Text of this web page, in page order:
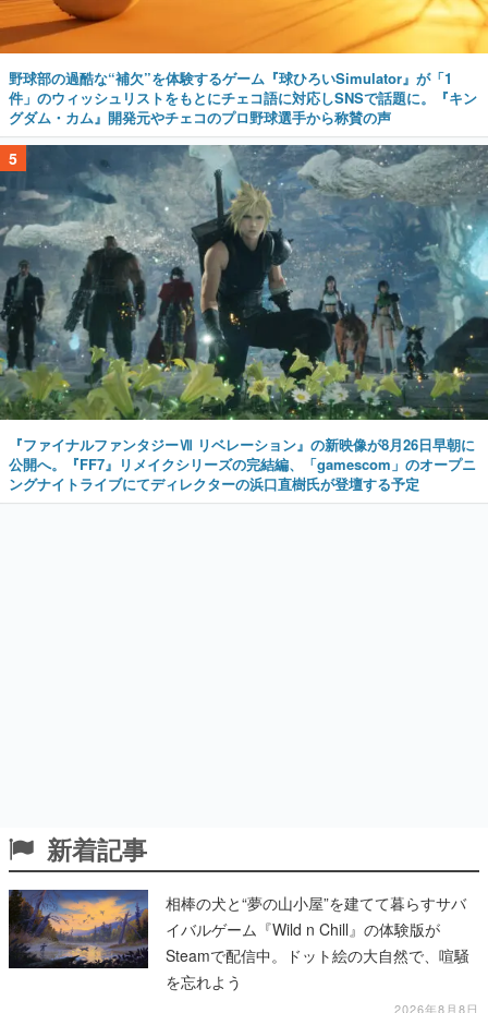
野球部の過酷な“補欠”を体験するゲーム『球ひろいSimulator』が「1
件」のウィッシュリストをもとにチェコ語に対応しSNSで話題に。『キン
グダム・カム』開発元やチェコのプロ野球選手から称賛の声
5
『ファイナルファンタジーⅦ リベレーション』の新映像が8月26日早朝に
公開へ。『FF7』リメイクシリーズの完結編、「gamescom」のオープニ
ングナイトライブにてディレクターの浜口直樹氏が登壇する予定
新着記事
相棒の犬と“夢の山小屋”を建てて暮らすサバ
イバルゲーム『Wild n Chill』の体験版が
Steamで配信中。ドット絵の大自然で、喧騒
を忘れよう
2026年8月8日